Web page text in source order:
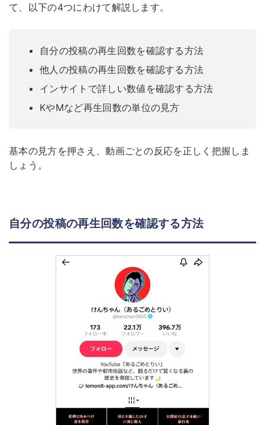
て、以下の4つにわけて解説します。
自分の投稿の再生回数を確認する方法
他人の投稿の再生回数を確認する方法
インサイトで詳しい数値を確認する方法
KやMなど再生回数の単位の見方
基本の見方を押さえ、動画ごとの反応を正しく把握しま
しょう。
自分の投稿の再生回数を確認する方法